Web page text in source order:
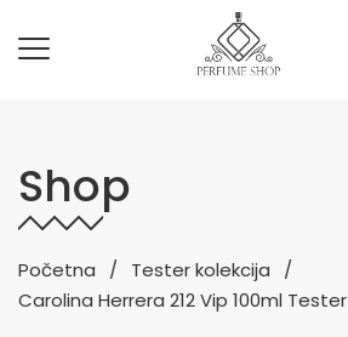
Shop
Početna
Tester kolekcija
Carolina Herrera 212 Vip 100ml Tester